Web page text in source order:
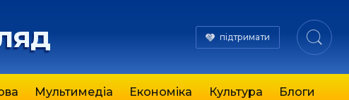
підтримати
Мультимедіа Економіка Культура Блоги